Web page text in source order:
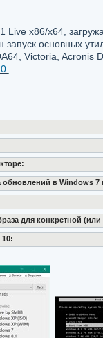
Live x86/x64,
основных
Victoria, Acronis
в Windows 7
для конкретной
10: